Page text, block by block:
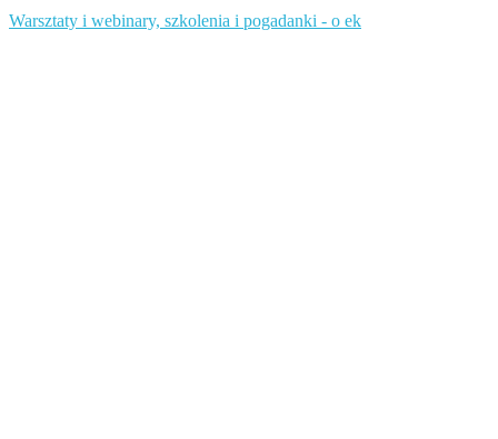
Warsztaty i webinary, szkolenia i pogadanki - o ek